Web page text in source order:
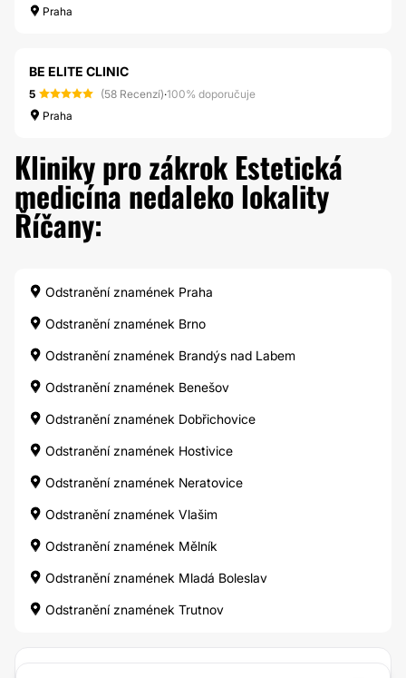
Praha
BE ELITE CLINIC
5 (58 Recenzí)·100% doporučuje
Praha
Kliniky pro zákrok Estetická
medicína nedaleko lokality
Říčany:
Odstranění znamének Praha
Odstranění znamének Brno
Odstranění znamének Brandýs nad Labem
Odstranění znamének Benešov
Odstranění znamének Dobřichovice
Odstranění znamének Hostivice
Odstranění znamének Neratovice
Odstranění znamének Vlašim
Odstranění znamének Mělník
Odstranění znamének Mladá Boleslav
Odstranění znamének Trutnov